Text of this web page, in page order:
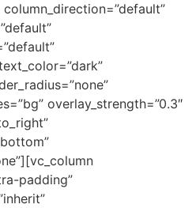
overlay_strength=”0.3″
padding”